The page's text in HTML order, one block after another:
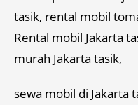
tasik, rental mobil
Rental mobil Jakarta
murah Jakarta tasik,
sewa mobil di Jakarta